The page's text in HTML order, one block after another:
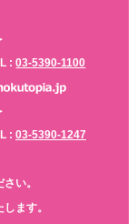
:03-5390-1100
: 03-5390-1247
い。
ます。